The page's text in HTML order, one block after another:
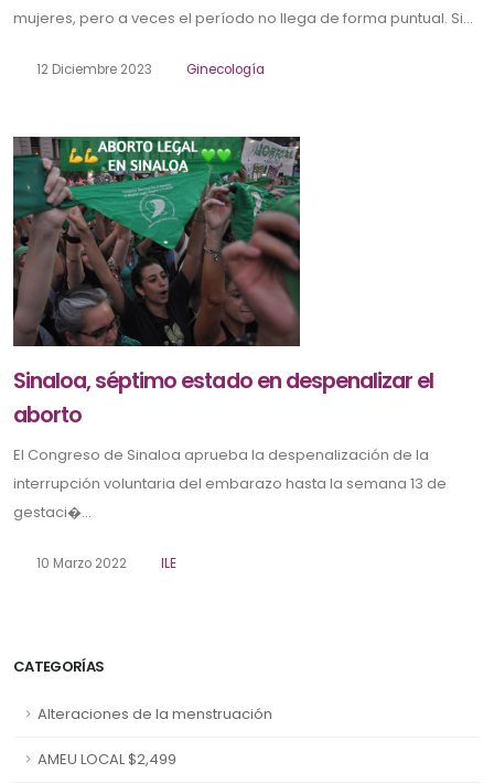
CATEGORÍAS
Alteraciones de la menstruación
AMEU LOCAL $2,499
mujeres, pero a veces el período no llega de forma puntual. Si...
12 Diciembre 2023 Ginecología
Sinaloa, séptimo estado en despenalizar el
aborto
El Congreso de Sinaloa aprueba la despenalización de la
interrupción voluntaria del embarazo hasta la semana 13 de
gestaci�...
10 Marzo 2022 ILE